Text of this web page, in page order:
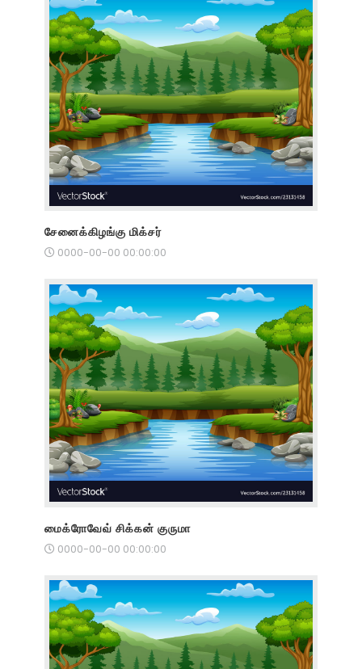
சேனைக்கிழங்கு மிக்சர்
0000-00-00 00:00:00
மைக்ரோவேவ் சிக்கன் குருமா
0000-00-00 00:00:00